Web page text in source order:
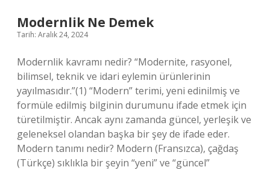
Modernlik Ne Demek
Tarih: Aralık 24, 2024
Modernlik kavramı nedir? “Modernite, rasyonel,
bilimsel, teknik ve idari eylemin ürünlerinin
yayılmasıdır.”(1) “Modern” terimi, yeni edinilmiş ve
formüle edilmiş bilginin durumunu ifade etmek için
türetilmiştir. Ancak aynı zamanda güncel, yerleşik ve
geleneksel olandan başka bir şey de ifade eder.
Modern tanımı nedir? Modern (Fransızca), çağdaş
(Türkçe) sıklıkla bir şeyin “yeni” ve “güncel”